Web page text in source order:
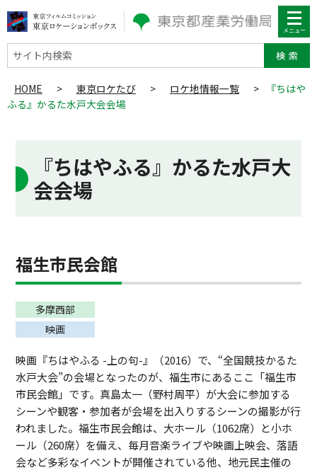
サイト内検索
HOME > 東京ロケたび > ロケ地情報一覧 >
『ちはや
ふる』かるた水戸大会会場
『ちはやふる』かるた水戸大
会会場
福生市民会館
多摩⻄部
映画
映画『ちはやふる -上の句-』（2016）で、“全国競技かるた
水戸大会”の会場となったのが、福生市にあるここ「福生市
市民会館」です。真島太一（野村周平）が大会に参加する
シーンや観客・参加者が会場を出入りするシーンの撮影が行
われました。福生市民会館は、大ホール（1062席）と小ホ
ール（260席）を備え、毎月音楽ライブや映画上映会、落語
会など多彩なイベントが開催されている他、地元民主催の